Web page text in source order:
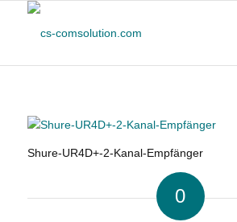
Shure-UR4D+-2-Kanal-Empfänger
0